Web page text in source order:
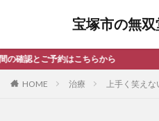
宝塚市の無
HOME 治療 上手く笑えな